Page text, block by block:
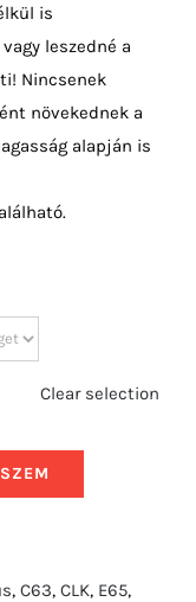
is
leszedné a
Nincsenek
növekednek a
alapján is
Clear selection
, C63, CLK, E65,